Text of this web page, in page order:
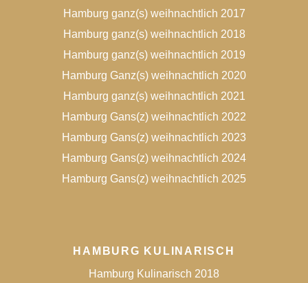
Hamburg ganz(s) weihnachtlich 2017
Hamburg ganz(s) weihnachtlich 2018
Hamburg ganz(s) weihnachtlich 2019
Hamburg Ganz(s) weihnachtlich 2020
Hamburg ganz(s) weihnachtlich 2021
Hamburg Gans(z) weihnachtlich 2022
Hamburg Gans(z) weihnachtlich 2023
Hamburg Gans(z) weihnachtlich 2024
Hamburg Gans(z) weihnachtlich 2025
HAMBURG KULINARISCH
Hamburg Kulinarisch 2018